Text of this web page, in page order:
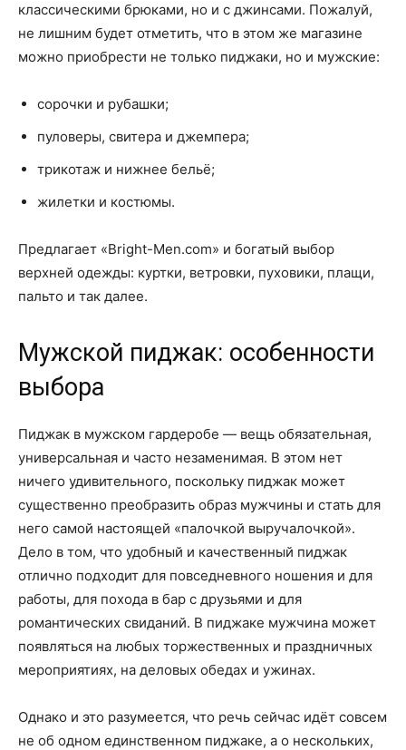
классическими брюками, но и с джинсами. Пожалуй,
не лишним будет отметить, что в этом же магазине
можно приобрести не только пиджаки, но и мужские:
сорочки и рубашки;
пуловеры, свитера и джемпера;
трикотаж и нижнее бельё;
жилетки и костюмы.
Предлагает «Bright-Men.com» и богатый выбор
верхней одежды: куртки, ветровки, пуховики, плащи,
пальто и так далее.
Мужской пиджак: особенности
выбора
Пиджак в мужском гардеробе — вещь обязательная,
универсальная и часто незаменимая. В этом нет
ничего удивительного, поскольку пиджак может
существенно преобразить образ мужчины и стать для
него самой настоящей «палочкой выручалочкой».
Дело в том, что удобный и качественный пиджак
отлично подходит для повседневного ношения и для
работы, для похода в бар с друзьями и для
романтических свиданий. В пиджаке мужчина может
появляться на любых торжественных и праздничных
мероприятиях, на деловых обедах и ужинах.
Однако и это разумеется, что речь сейчас идёт совсем
не об одном единственном пиджаке, а о нескольких,